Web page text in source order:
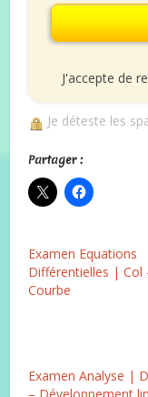
J'accepte de
Je déteste les
Partager :
Examen Equations
Différentielles | Col
Courbe
Examen Analyse |